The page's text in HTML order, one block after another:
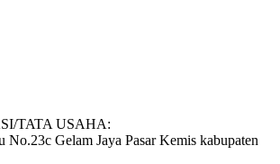
TATA USAHA:
No.23c Gelam Jaya Pasar Kemis kabupaten